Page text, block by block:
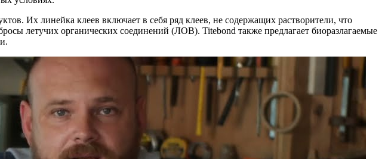
Их линейка клеев включает в себя ряд клеев, не содержащих растворители, что
летучих органических соединений (ЛОВ). Titebond также предлагает биоразлагаемые